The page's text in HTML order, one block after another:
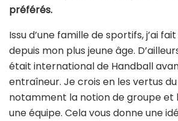
préférés.
Issu d’une famille de sportifs, j’ai
depuis mon plus jeune âge.
était international de Handball
entraîneur. Je crois en les vertus
notamment la notion de groupe et
une équipe. Cela vous donne une